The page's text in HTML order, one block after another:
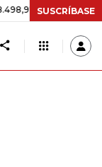
+$ 8.753,81 +2,19%
SUSCRÍBASE